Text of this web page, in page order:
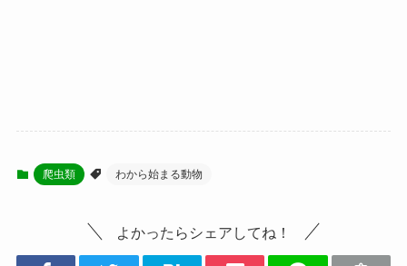
爬虫類 わから始まる動物
よかったらシェアしてね！